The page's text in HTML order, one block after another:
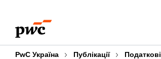
content
footer
PwC Україна Публікації